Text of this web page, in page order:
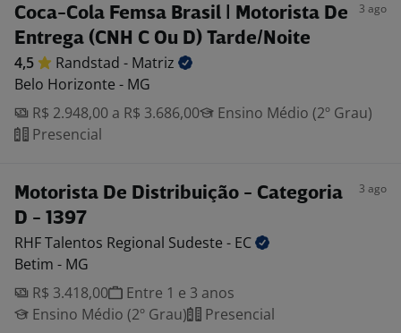
Coca-Cola Femsa Brasil | Motorista De
Entrega (CNH C Ou D) Tarde/Noite
3 ago
4,5 Randstad - Matriz
Belo Horizonte - MG
R$ 2.948,00 a R$ 3.686,00
Ensino Médio (2º Grau)
Presencial
Motorista De Distribuição - Categoria
D - 1397
3 ago
RHF Talentos Regional Sudeste - EC
Betim - MG
R$ 3.418,00
Entre 1 e 3 anos
Ensino Médio (2º Grau)
Presencial